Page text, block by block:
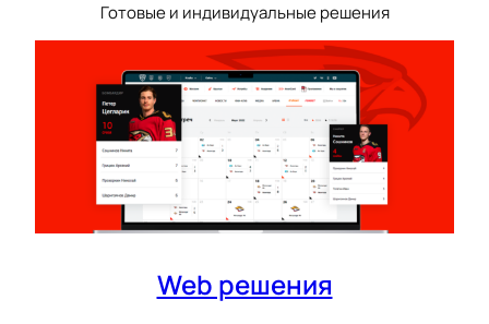
Готовые и индивидуальные решения
Web решения